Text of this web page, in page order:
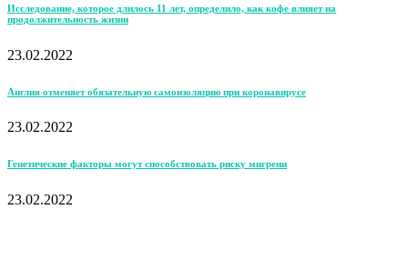
Исследование, которое длилось 11 лет, определило, как кофе влияет на
продолжительность жизни
23.02.2022
Англия отменяет обязательную самоизоляцию при коронавирусе
23.02.2022
Генетические факторы могут способствовать риску мигрени
23.02.2022